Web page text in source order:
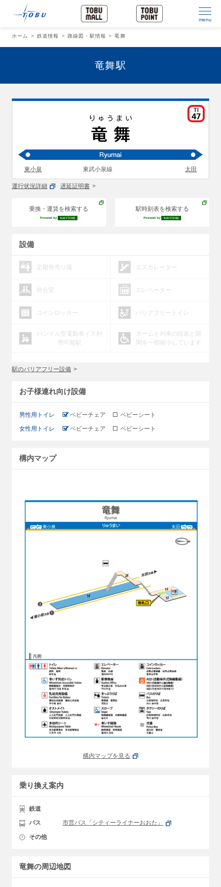
menu
ホーム 鉄道情報 路線図・駅情報 竜舞
竜舞駅
東小泉 東武小泉線 太田
運行状況詳細 遅延証明書
乗換・運賃を検索する
Powered by
駅時刻表を検索する
Powered by
設備
定期券売り場 エスカレーター
待合室 エレベーター
コインロッカー バリアフリートイレ
ハンドル型電動車イス利
用可能駅
ホームと列車の段差と隙
間を一部縮小しています
駅のバリアフリー設備
お子様連れ向け設備
男性用トイレ ベビーチェア
ベビーシート
女性用トイレ
ベビーチェア ベビーシート
構内マップ
構内マップを見る
乗り換え案内
鉄道
バス 市営バス「シティーライナーおおた」
その他
竜舞の周辺地図